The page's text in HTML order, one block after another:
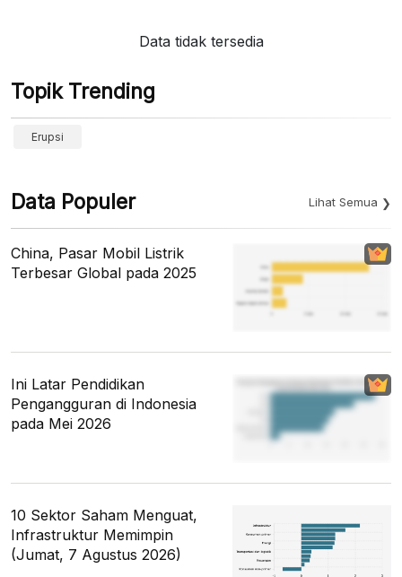
Data tidak tersedia
Topik Trending
Erupsi
Data Populer Lihat Semua
China, Pasar Mobil Listrik
Terbesar Global pada 2025
Ini Latar Pendidikan
Pengangguran di Indonesia
pada Mei 2026
10 Sektor Saham Menguat,
Infrastruktur Memimpin
(Jumat, 7 Agustus 2026)